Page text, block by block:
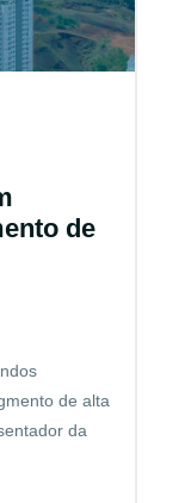
de
de alta
da